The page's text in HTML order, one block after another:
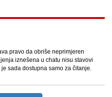
pravo da obriše neprimjeren
iznešena u chatu nisu stavovi
sada dostupna samo za čitanje.